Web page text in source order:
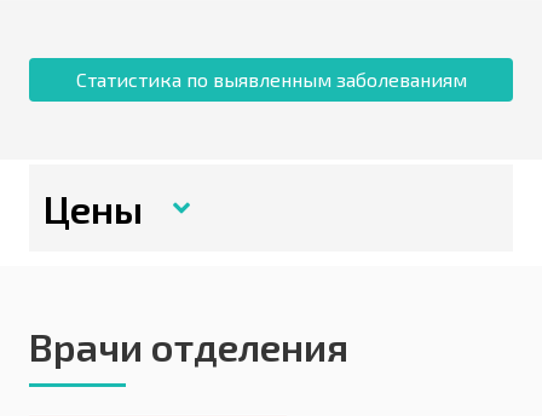
Статистика по выявленным заболеваниям
Цены
Врачи отделения